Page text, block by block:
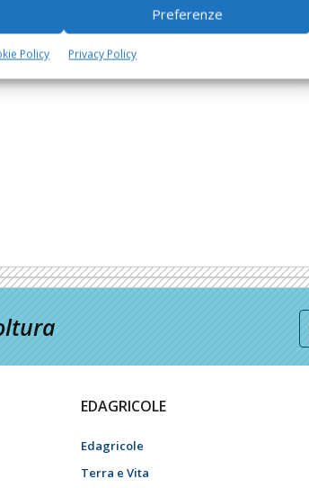
Preferenze
Policy Privacy Policy
EDAGRICOLE
Edagricole
Terra e Vita